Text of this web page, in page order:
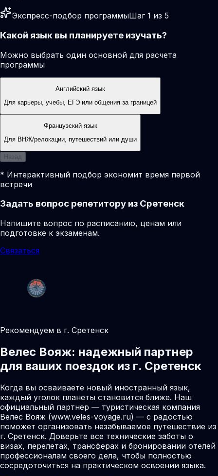
Экспресс-подбор программыШаг 1 из 5
Какой язык вы планируете изучать?
Можно выбрать один основной для расчета
программы
Английский язык
Для карьеры, учебы, ЕГЭ или общения за границей
Французский язык
Для ВНЖ/релокации, путешествий или души
Назад
* Интерактивный подбор экономит время первой
встречи
Задать вопрос репетитору из Сретенск
Напишите вопрос по расписанию, ценам или
подготовке к экзаменам.
Связаться
Рекомендуем в г. Сретенск
Велес Вояж: надежный партнер
для ваших поездок из г. Сретенск
Когда вы осваиваете новый иностранный язык,
каждый уголок планеты становится ближе. Наш
официальный партнер — туристическая компания
Велес Вояж (www.veles-voyage.ru) — с радостью
поможет организовать незабываемое путешествие из
г. Сретенск. Доверьте все технические заботы о
визах, перелетах, трансферах и бронировании отелей
профессионалам своего дела, чтобы полностью
сосредоточиться на практическом освоении языка.